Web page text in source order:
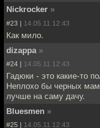
Nickrocker »
#23 | 14.05.11 12:43
Как мило.
dizappa »
#24 | 14.05.11 12:43
Гадюки - это какие-то
Неплохо бы черных
лучше на саму дачу.
Bluesmen »
#25 | 14.05.11 12:43